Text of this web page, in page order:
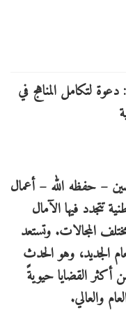
– حفظه الله – أعمال
تتجدد فيها الآمال
المجالات. وتستعد
الجديد، وهو الحدث
أكثر القضايا حيويةً
والعالي.